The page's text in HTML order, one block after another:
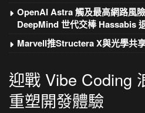
OpenAI Astra 觸及最高網路風
DeepMind 世代交棒 Hassabis
Marvell推Structera X與光學共
迎戰 Vibe Coding
重塑開發體驗